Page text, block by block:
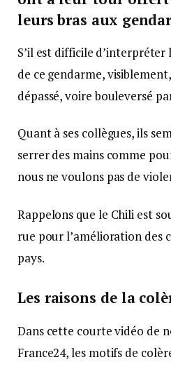
leurs bras aux
S’il est difficile d’interpréter
de ce gendarme,
dépassé, voire bouleversé
Quant à ses collègues, ils
serrer des mains comme
nous ne voulons pas de
Rappelons que le Chili est
rue pour l’amélioration des
pays.
Les raisons de la
Dans cette courte vidéo de
France24, les motifs de